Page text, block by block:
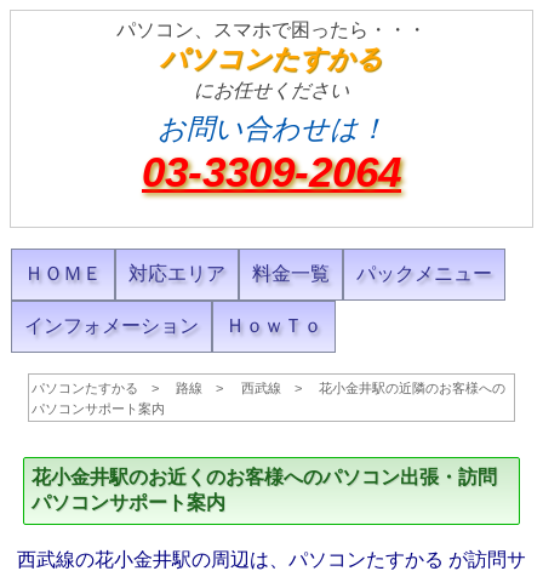
パソコン、スマホで困ったら・・・
パソコンたすかる
にお任せください
お問い合わせは！
03-3309-2064
ＨＯＭＥ 対応エリア 料金一覧 パックメニュー
インフォメーション ＨｏｗＴｏ
パソコンたすかる 路線 西武線
花小金井駅の近隣のお客様への
パソコンサポート案内
花小金井駅のお近くのお客様へのパソコン出張・訪問
パソコンサポート案内
西武線の花小金井駅の周辺は、パソコンたすかる が訪問サ